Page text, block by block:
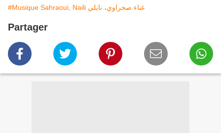
#Musique Sahraoui, Naili غناء صحراوي، نايلي
Partager